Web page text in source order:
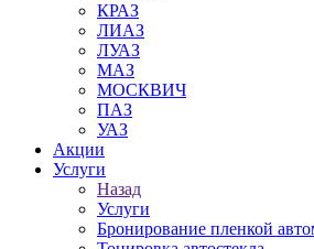
КРАЗ
ЛИАЗ
ЛУАЗ
МАЗ
МОСКВИЧ
ПАЗ
УАЗ
Акции
Услуги
Назад
Услуги
Бронирование пленкой